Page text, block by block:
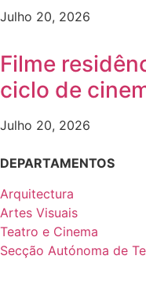
Julho 20, 2026
Filme
ciclo de
Julho 20, 2026
DEPARTAMENTOS
Arquitectura
Artes Visuais
Teatro e Cinema
Secção Autónoma de